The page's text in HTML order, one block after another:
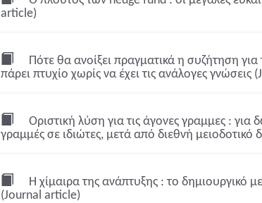
article)
Πότε θα ανοίξει πραγματικά η συζήτηση
πάρει πτυχίο χωρίς να έχει τις ανάλογες γνώσεις
Οριστική λύση για τις άγονες γραμμες : για
γραμμές σε ιδιώτες, μετά από διεθνή
Η χίμαιρα της ανάπτυξης : το δημιουργικό
(Journal article)